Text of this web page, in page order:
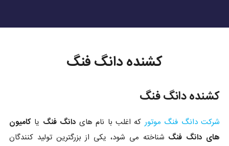
کشنده دانگ فنگ
کشنده دانگ فنگ
شرکت دانگ فنگ موتورکه اغلب با نام های دانگ فنگ یاکامیون
های دانگ فنگ شناخته می شود، یکی از بزرگترین تولید کنندگان